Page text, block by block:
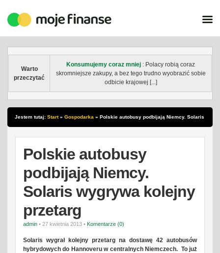
Warto
przeczytać
Konsumujemy coraz mniej : Polacy robią coraz
skromniejsze zakupy, a bez tego trudno wyobrazić sobie
odbicie krajowej [...]
Jestem tutaj: Start» Gospodarka » Polskie autobusy podbijają Niemcy. Solaris
wygrywa kolejny przetarg
Polskie autobusy
podbijają Niemcy.
Solaris wygrywa kolejny
przetarg
admin • 27 kwietnia 2013 • Komentarze (0)
Solaris wygrał kolejny przetarg na dostawę 42 autobusów
hybrydowych do Hannoveru w centralnych Niemczech. To już